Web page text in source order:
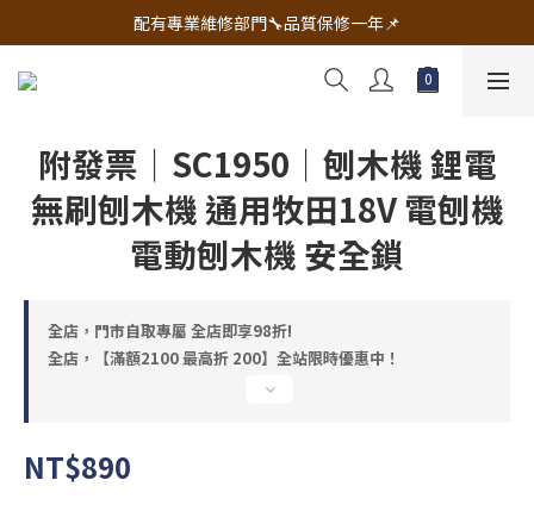
🔧電動工具&五金唯一首選 宇慶五金網拍🔧
配有專業維修部門🔧品質保修一年📌
🔧電動工具&五金唯一首選 宇慶五金網拍🔧
附發票｜SC1950｜刨木機 鋰電
無刷刨木機 通用牧田18V 電刨機
電動刨木機 安全鎖
全店，門市自取專屬 全店即享98折!
全店，【滿額2100 最高折 200】全站限時優惠中！
NT$890